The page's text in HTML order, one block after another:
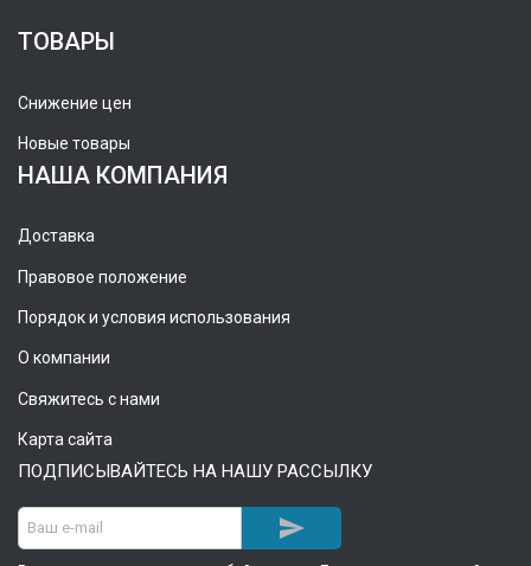
ТОВАРЫ
Снижение цен
Новые товары
НАША КОМПАНИЯ
Доставка
Правовое положение
Порядок и условия использования
О компании
Свяжитесь с нами
Карта сайта
ПОДПИСЫВАЙТЕСЬ НА НАШУ РАССЫЛКУ
